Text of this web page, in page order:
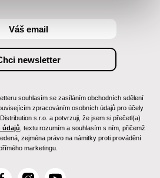
souhlasím se zasíláním obchodních sdělení
zpracováním osobních údajů pro účely
s.r.o. a potvrzuji, že jsem si přečetl(a)
údajů , textu rozumím a souhlasím s ním, přičemž
zejména právo na námitky proti provádění
marketingu.